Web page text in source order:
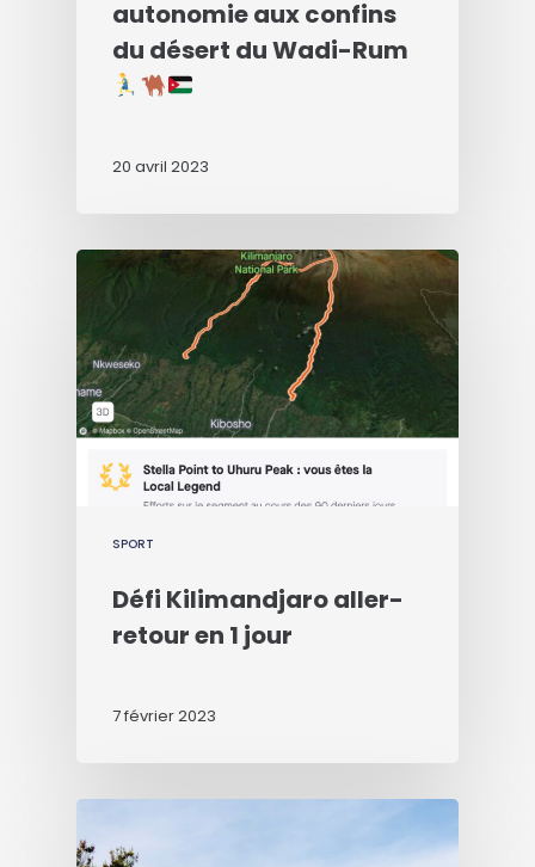
autonomie aux confins
du désert du Wadi-Rum
20 avril 2023
SPORT
Défi Kilimandjaro aller-
retour en 1 jour
7 février 2023